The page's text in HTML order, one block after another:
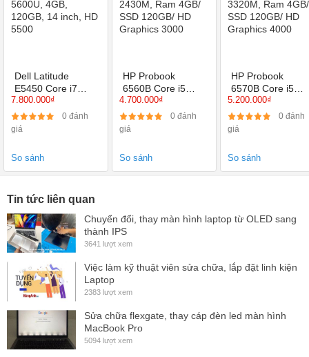
Dell Latitude
E5450 Core i7
5600U, 4GB,
120GB, 14 inch,
HD 5500
7.800.000₫
0 đánh
giá
So sánh
HP Probook
6560B Core i5
2430M, Ram 4GB/
SSD 120GB/ HD
Graphics 3000
4.700.000₫
0 đánh
giá
So sánh
HP Probook
6570B Core i5
3320M, Ram
SSD 120GB/ HD
Graphics 4000
5.200.000₫
0 đánh
giá
So sánh
Tin tức liên quan
Chuyển đổi, thay màn hình laptop từ OLED sang
thành IPS
3641 lượt xem
Việc làm kỹ thuật viên sửa chữa, lắp đặt linh kiện
Laptop
2383 lượt xem
Sửa chữa flexgate, thay cáp đèn led màn hình
MacBook Pro
5094 lượt xem